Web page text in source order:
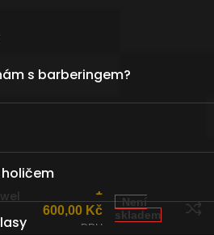
s barberingem?
1
600,00 Kč
s DPH
Není
skladem